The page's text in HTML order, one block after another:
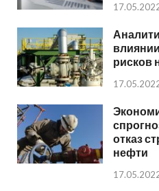
рисков
отказ
нефти